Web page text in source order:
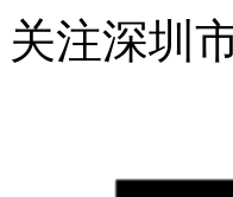
关注深圳